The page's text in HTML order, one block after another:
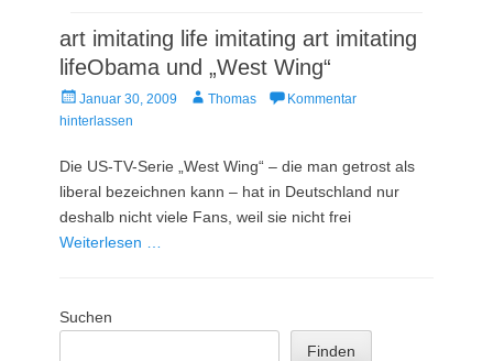
art imitating life imitating art imitating
lifeObama und „West Wing“
Veröffentlicht
am
Januar 30, 2009 AutorThomas
Kommentar
hinterlassen
Die US-TV-Serie „West Wing“ – die man getrost als
liberal bezeichnen kann – hat in Deutschland nur
deshalb nicht viele Fans, weil sie nicht frei
Weiterlesen …
Suchen
Finden